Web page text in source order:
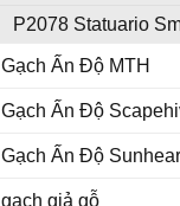
P2078 Statuario
Gạch Ấn Độ MTH
Gạch Ấn Độ
Gạch Ấn Độ
gạch giả gỗ